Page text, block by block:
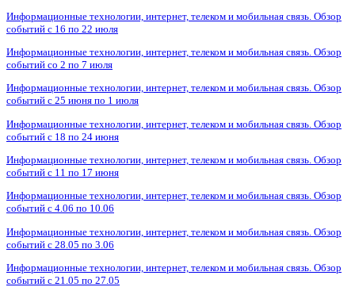
Информационные технологии, интернет, телеком и мобильная связь. Обзор
событий с 16 по 22 июля
Информационные технологии, интернет, телеком и мобильная связь. Обзор
событий со 2 по 7 июля
Информационные технологии, интернет, телеком и мобильная связь. Обзор
событий с 25 июня по 1 июля
Информационные технологии, интернет, телеком и мобильная связь. Обзор
событий с 18 по 24 июня
Информационные технологии, интернет, телеком и мобильная связь. Обзор
событий с 11 по 17 июня
Информационные технологии, интернет, телеком и мобильная связь. Обзор
событий с 4.06 по 10.06
Информационные технологии, интернет, телеком и мобильная связь. Обзор
событий с 28.05 по 3.06
Информационные технологии, интернет, телеком и мобильная связь. Обзор
событий с 21.05 по 27.05